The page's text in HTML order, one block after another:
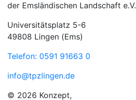
der Emsländischen Landschaft e.V.
Universitätsplatz 5-6
49808 Lingen (Ems)
Telefon: 0591 91663 0
info@tpzlingen.de
© 2026 Konzept,